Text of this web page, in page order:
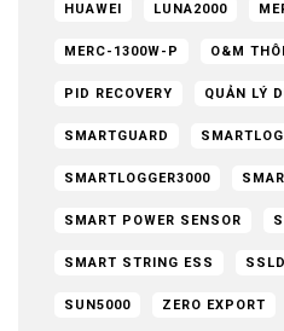
HUAWEI LUNA2000
MERC-1300W-P O&M
PID RECOVERY QUẢN LÝ
SMARTGUARD
SMARTLOGGER3000
SMART POWER SENSOR
SMART STRING ESS
SUN5000 ZERO EXPORT